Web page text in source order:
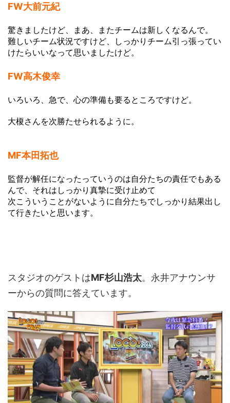
FW大前元紀
驚きましたけど、まあ、またチームは新しくなるんで。
難しいチーム状況ですけど、しっかりチーム引っ張ってい
けたらいいなって思いましたけど。
FW高木俊幸
いろいろ、急で、心の準備も要るところですけど。
大榎さんを次勝たせられるように。
MF本田拓也
監督が解任になったっていうのは自分たちの責任でもある
んで、それはしっかり真摯に受け止めて
次こういうことがないように自分たちでしっかり結果出し
て行きたいと思います。
スタジオのゲストはMF杉山浩太。永井アナウンサ
ーからの質問に答えています。